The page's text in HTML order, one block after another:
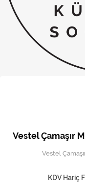
Vestel Çamaşır
Vestel
KDV Hariç